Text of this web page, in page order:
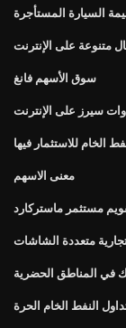
السيارة المستأجرة
سوق الأسهم فانغ
سيرز على الإنترنت
الخام للاستثمار فيها
معنى الاسهم
مستثمر ماستركارد
متعددة الشاشات
في المناطق الحضرية
النفط الخام الحرة